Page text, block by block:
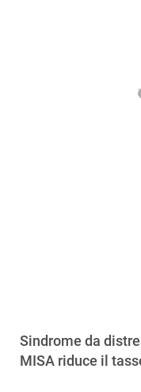
Sindrome da
MISA riduce il